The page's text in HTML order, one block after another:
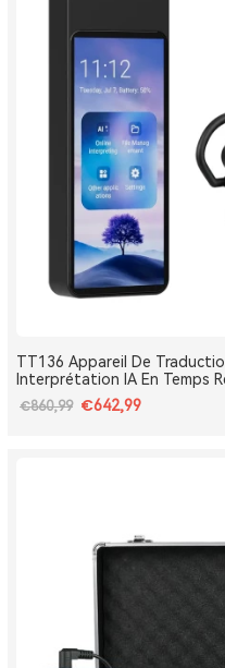
TT136 Appareil De
Interprétation IA En Temps
Traduction Pour Tours Et
Double Canal, Longue Portée
€860,99 €642,99